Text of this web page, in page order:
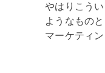
やはりこう
ようなものと
マーケティ